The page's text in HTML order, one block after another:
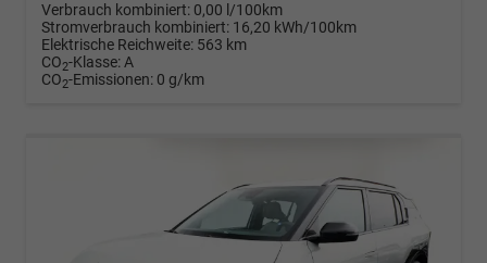
Verbrauch kombiniert: 0,00 l/100km
Stromverbrauch kombiniert: 16,20 kWh/100km
Elektrische Reichweite: 563 km
CO2-Klasse:A
CO2-Emissionen: 0 g/km